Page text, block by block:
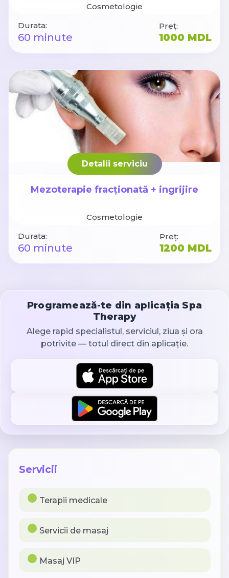
Cosmetologie
Durata:
60 minute
Preț:
1000 MDL
Detalii serviciu
Mezoterapie fracționată + ingrijire
Cosmetologie
Durata:
60 minute
Preț:
1200 MDL
Programează-te din aplicația Spa
Therapy
Alege rapid specialistul, serviciul, ziua și ora
potrivite — totul direct din aplicație.
Servicii
Terapii medicale
Servicii de masaj
Masaj VIP